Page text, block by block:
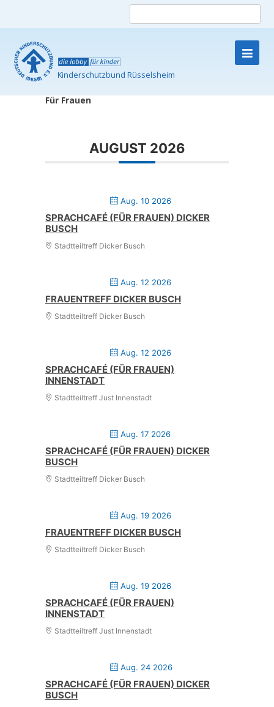
Kinderschutzbund Rüsselsheim
Skip
Für Frauen
AUGUST 2026
Aug. 10 2026
SPRACHCAFÉ (FÜR FRAUEN) DICKER
BUSCH
Stadtteiltreff Dicker Busch
Aug. 12 2026
FRAUENTREFF DICKER BUSCH
Stadtteiltreff Dicker Busch
Aug. 12 2026
SPRACHCAFÉ (FÜR FRAUEN)
INNENSTADT
Stadtteiltreff Just Innenstadt
Aug. 17 2026
SPRACHCAFÉ (FÜR FRAUEN) DICKER
BUSCH
Stadtteiltreff Dicker Busch
Aug. 19 2026
FRAUENTREFF DICKER BUSCH
Stadtteiltreff Dicker Busch
Aug. 19 2026
SPRACHCAFÉ (FÜR FRAUEN)
INNENSTADT
Stadtteiltreff Just Innenstadt
Aug. 24 2026
SPRACHCAFÉ (FÜR FRAUEN) DICKER
BUSCH